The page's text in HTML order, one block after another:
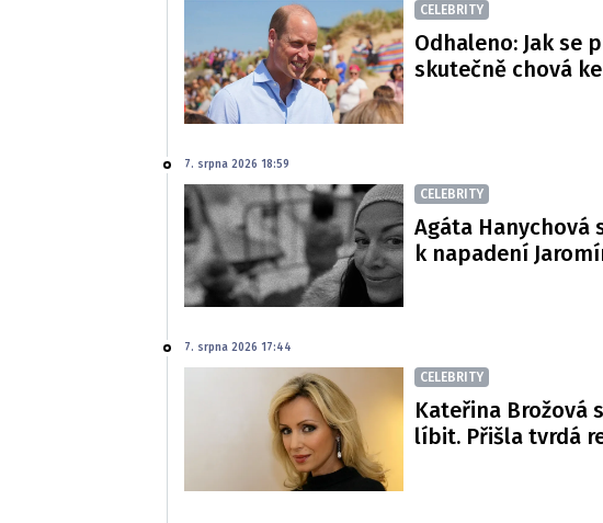
CELEBRITY
Odhaleno: Jak se
skutečně chová
7. srpna 2026 18:59
CELEBRITY
Agáta Hanychová
k napadení
7. srpna 2026 17:44
CELEBRITY
Kateřina Brožová
líbit. Přišla tvrdá